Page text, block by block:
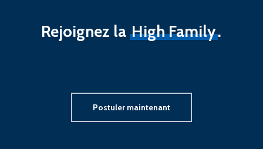
Rejoignez laHigh Family.
Postuler maintenant